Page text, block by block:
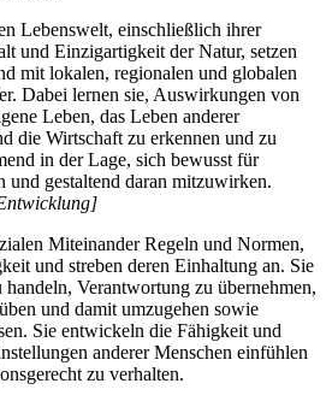
Lebenswelt, einschließlich ihrer
und Einzigartigkeit der Natur, setzen
mit lokalen, regionalen und globalen
Dabei lernen sie, Auswirkungen von
Leben, das Leben anderer
die Wirtschaft zu erkennen und zu
in der Lage, sich bewusst für
und gestaltend daran mitzuwirken.
Miteinander Regeln und Normen,
und streben deren Einhaltung an. Sie
Verantwortung zu übernehmen,
und damit umzugehen sowie
Sie entwickeln die Fähigkeit und
anderer Menschen einfühlen
zu verhalten.